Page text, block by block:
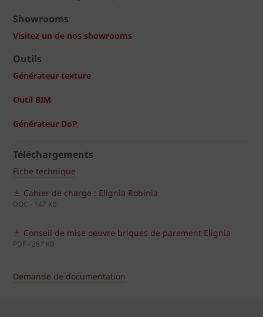
Showrooms
Visitez un de nos showrooms
Outils
Générateur texture
Outil BIM
Générateur DoP
Téléchargements
Fiche technique
Cahier de charge : Elignia Robinia
DOC - 147 KB
Conseil de mise oeuvre briques de parement Elignia
PDF - 287 KB
Demande de documentation